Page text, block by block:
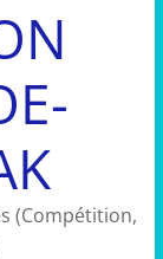
(Compétition,